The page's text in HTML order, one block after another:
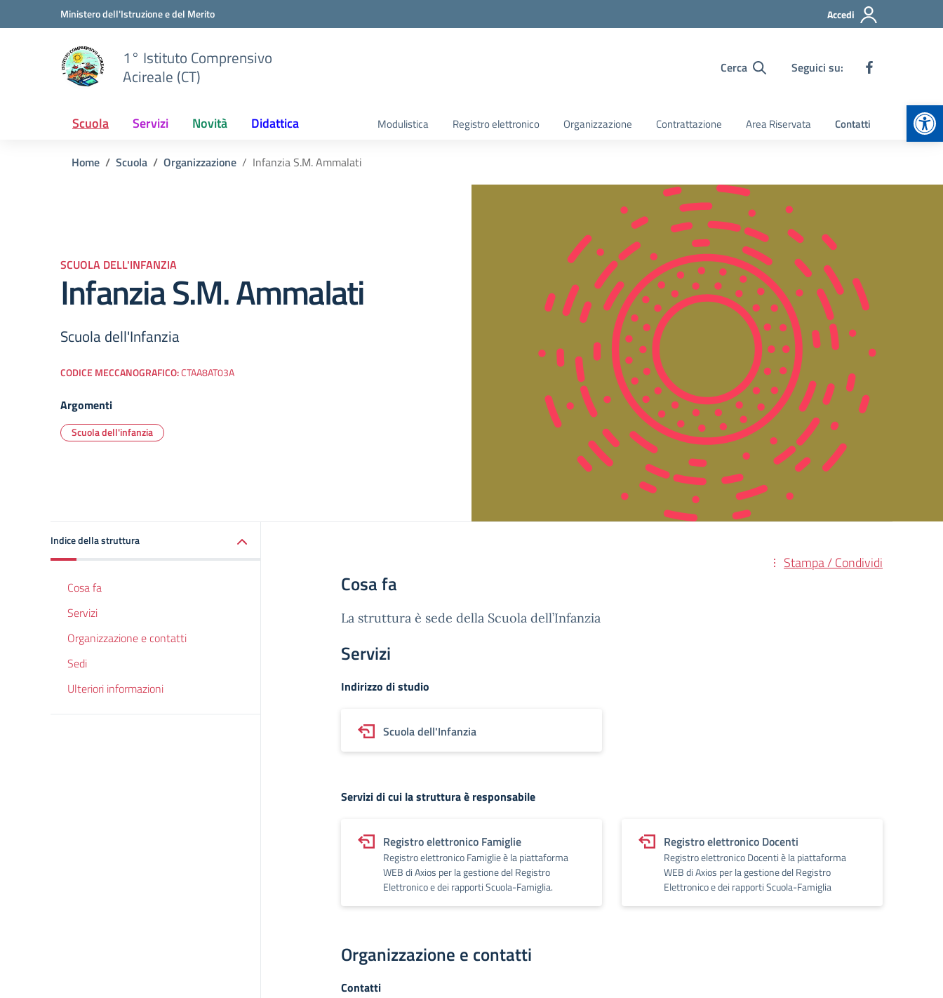
Vai ai contenuti
Vai al menu di navigazioneMinistero dell'Istruzione e del Merito Accedi
1° Istituto Comprensivo
Acireale (CT)
Cerca Seguici su:
Scuola Servizi Novità Didattica Modulistica Registro elettronico Organizzazione Contrattazione Area Riservata Contatti
Home Scuola Organizzazione Infanzia S.M. Ammalati
SCUOLA DELL'INFANZIA
Infanzia S.M. Ammalati
Scuola dell'Infanzia
CODICE MECCANOGRAFICO:CTAA8AT03A
Argomenti
Scuola dell'infanzia
Indice della struttura
Cosa fa
Servizi
Organizzazione e contatti
Sedi
Ulteriori informazioni
Stampa / Condividi
Cosa fa
La struttura è sede della Scuola dell’Infanzia
Servizi
Indirizzo di studio
Scuola dell'Infanzia
Servizi di cui la struttura è responsabile
Registro elettronico Famiglie
Registro elettronico Famiglie è la piattaforma
WEB di Axios per la gestione del Registro
Elettronico e dei rapporti Scuola-Famiglia.
Registro elettronico Docenti
Registro elettronico Docenti è la piattaforma
WEB di Axios per la gestione del Registro
Elettronico e dei rapporti Scuola-Famiglia
Organizzazione e contatti
Contatti